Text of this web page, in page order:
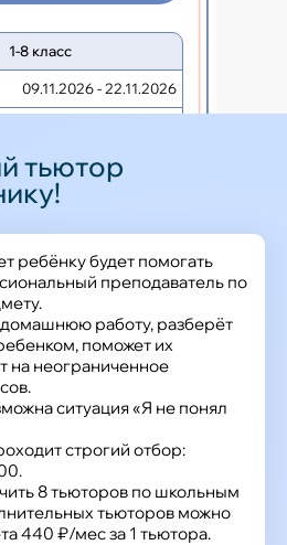
1-8 класс
09.11.2026 - 22.11.2026
15.03.2027 - 28.03.2027
10.05.2027 - 23.05.2027
9 класс
09.11.2026 - 22.11.2026
18.01.2027 - 31.01.2027
05.04.2027 - 18.04.2027
10-11 класс
05.04.2027 - 18.04.2027
тьютор
ребёнку будет помогать
преподаватель по
работу, разберёт
поможет их
на неограниченное
ситуация «Я не понял
строгий отбор:
8 тьюторов по школьным
тьюторов можно
440 ₽/мес за 1 тьютора.